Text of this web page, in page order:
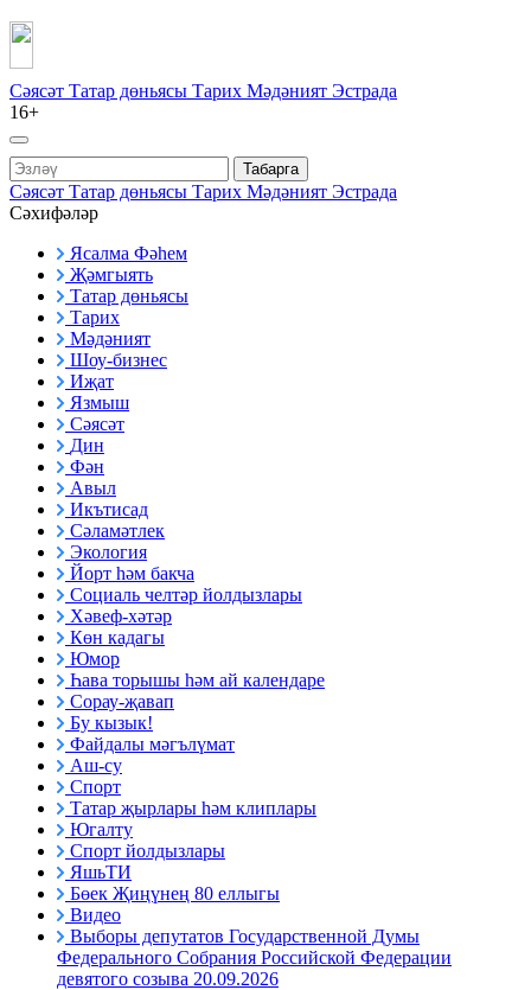
Сәясәт Татар дөньясы Тарих Мәдәният Эстрада
16+
Табарга
Сәясәт Татар дөньясы Тарих Мәдәният Эстрада
Сәхифәләр
Ясалма Фәһем
Җәмгыять
Татар дөньясы
Тарих
Мәдәният
Шоу-бизнес
Иҗат
Язмыш
Сәясәт
Дин
Фән
Авыл
Икътисад
Сәламәтлек
Экология
Йорт һәм бакча
Социаль челтәр йолдызлары
Хәвеф-хәтәр
Көн кадагы
Юмор
Һава торышы һәм ай календаре
Сорау-җавап
Бу кызык!
Файдалы мәгълүмат
Аш-су
Спорт
Татар җырлары һәм клиплары
Югалту
Спорт йолдызлары
ЯшьТИ
Бөек Җиңүнең 80 еллыгы
Видео
Выборы депутатов Государственной Думы
Федерального Собрания Российской Федерации
девятого созыва 20.09.2026